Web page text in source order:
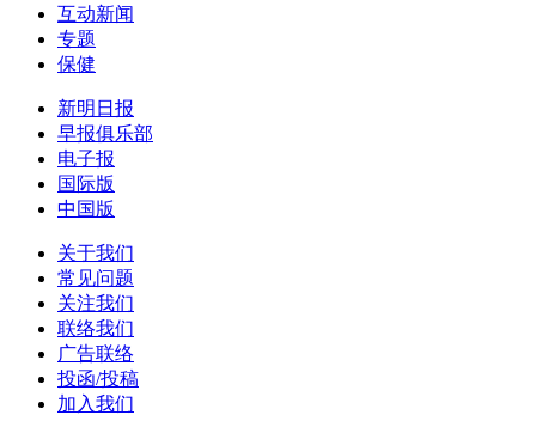
互动新闻
专题
保健
新明日报
早报俱乐部
电子报
国际版
中国版
关于我们
常见问题
关注我们
联络我们
广告联络
投函/投稿
加入我们